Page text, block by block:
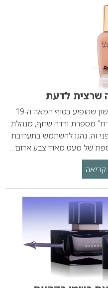
שרצית לדעת
“מייק אפ הוא מוצר האיפור הראשון שהופיע בסוף המאה ה-19
בצורה מסודרת” מספרת ורדה שחף, מנהלת
זה, נהגו להשתמש בתערובת
של מעט מאוד צבע אדום…